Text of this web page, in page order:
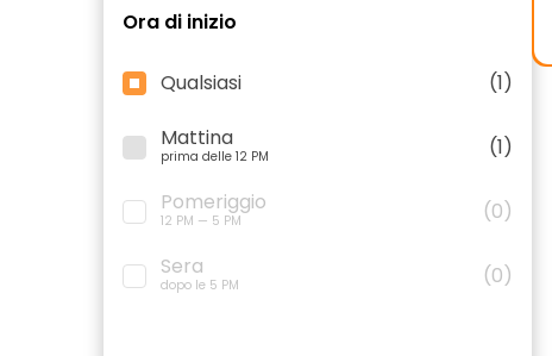
Ora di inizio
Qualsiasi
(1)
Mattina
prima delle 12 PM
(1)
Pomeriggio
12 PM — 5 PM
(0)
Sera
dopo le 5 PM (0)